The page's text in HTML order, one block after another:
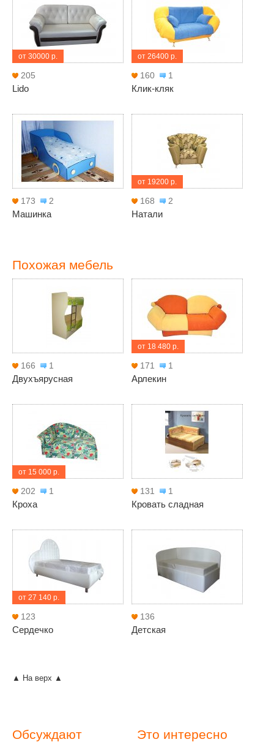
от 30000 р.
205
Lido
от 26400 р.
160 1
Клик-кляк
173 2
Машинка
от 19200 р.
168 2
Натали
Похожая мебель
166 1
Двухъярусная
от 18 480 р.
171 1
Арлекин
от 15 000 р.
202 1
Кроха
131 1
Кровать сладная
от 27 140 р.
123
Сердечко
136
Детская
▲ На верх ▲
Обсуждают Это интересно